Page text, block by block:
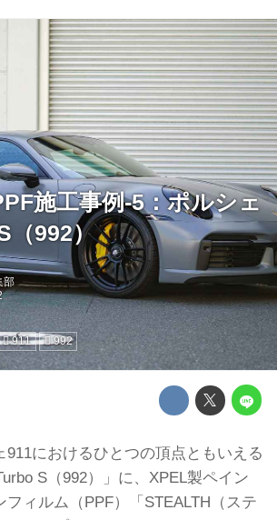
施工事例-5：ポルシェ
（992）
部
911 992
911におけるひとつの頂点ともいえる
S（992）」に、XPEL製ペイン
フィルム（PPF）「STEALTH（ステ